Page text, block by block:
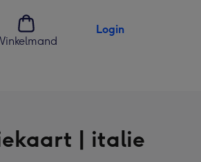
Login
| italie